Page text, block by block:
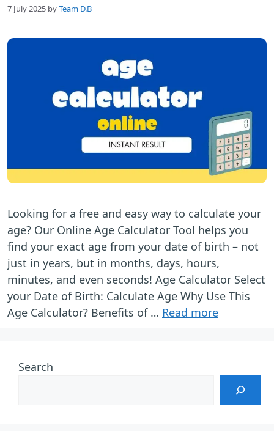
7 July 2025 byTeam D.B
Looking for a free and easy way to calculate your
age? Our Online Age Calculator Tool helps you
find your exact age from your date of birth – not
just in years, but in months, days, hours,
minutes, and even seconds! Age Calculator Select
your Date of Birth: Calculate Age Why Use This
Age Calculator? Benefits of … Read more
Search